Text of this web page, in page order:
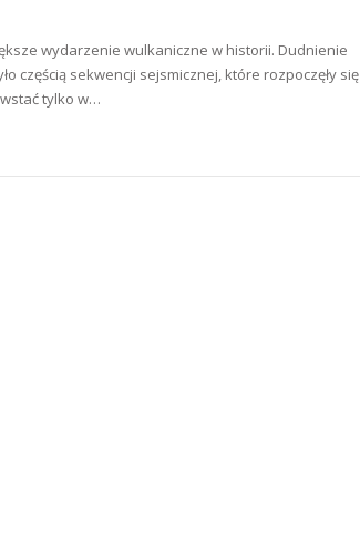
wydarzenie wulkaniczne w historii. Dudnienie
częścią sekwencji sejsmicznej, które rozpoczęły się
tylko w…